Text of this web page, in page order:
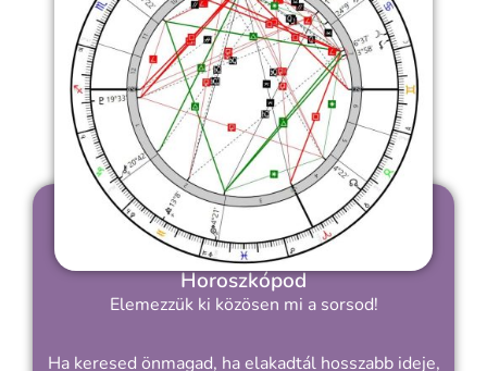
Horoszkópod
Elemezzük ki közösen mi a sorsod!
Ha keresed önmagad, ha elakadtál hosszabb ideje,